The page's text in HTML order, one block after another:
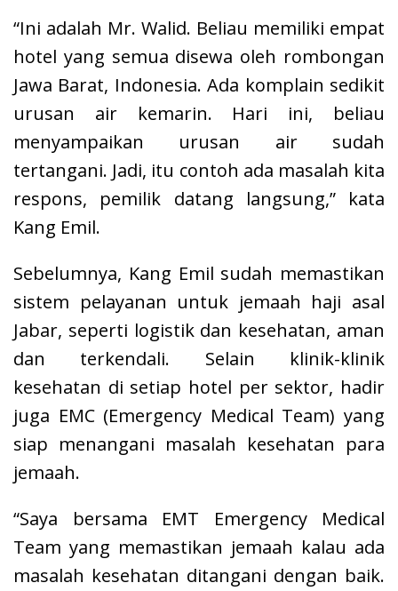
“Ini adalah Mr. Walid. Beliau memiliki empat
hotel yang semua disewa oleh rombongan
Jawa Barat, Indonesia. Ada komplain sedikit
urusan air kemarin. Hari ini, beliau
menyampaikan urusan air sudah
tertangani. Jadi, itu contoh ada masalah kita
respons, pemilik datang langsung,” kata
Kang Emil.
Sebelumnya, Kang Emil sudah memastikan
sistem pelayanan untuk jemaah haji asal
Jabar, seperti logistik dan kesehatan, aman
dan terkendali. Selain klinik-klinik
kesehatan di setiap hotel per sektor, hadir
juga EMC (Emergency Medical Team) yang
siap menangani masalah kesehatan para
jemaah.
“Saya bersama EMT Emergency Medical
Team yang memastikan jemaah kalau ada
masalah kesehatan ditangani dengan baik.